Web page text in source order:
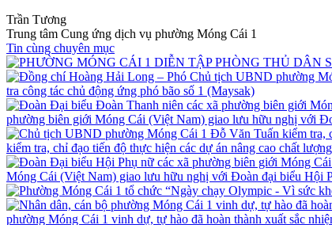
Trần Tương
Trung tâm Cung ứng dịch vụ phường Móng Cái 1
Tin cùng chuyên mục
tra công tác chủ động ứng phó bão số 1 (Maysak)
phường biên giới Móng Cái (Việt Nam) giao lưu hữu nghị với
kiểm tra, chỉ đạo tiến độ thực hiện các dự án nâng cao chất
Móng Cái (Việt Nam) giao lưu hữu nghị với Đoàn đại biểu Hội
phường Móng Cái 1 vinh dự, tự hào đã hoàn thành xuất sắc